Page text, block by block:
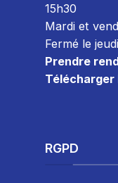
15h30
Mardi et
Fermé le
Prendre
Télécharger
RGPD